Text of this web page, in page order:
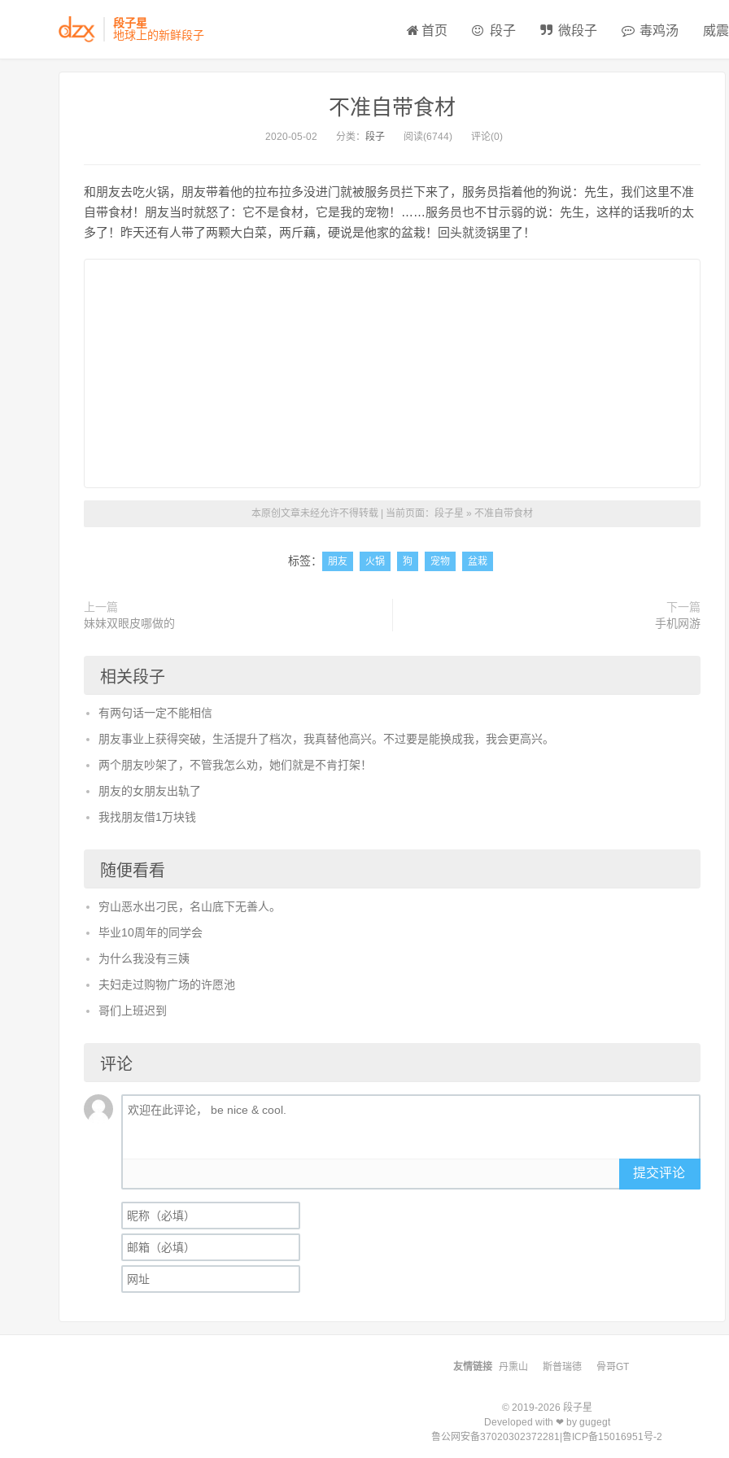
段子星
地球上的新鲜段子
首页 段子 微段子 毒鸡汤 威
不准自带食材
2020-05-02 分类： 段子 阅读(6744) 评论(0)
和朋友去吃火锅，朋友带着他的拉布拉多没进门就被服务员拦下来了，服务员指着他的狗说：先生，我们这里不准
自带食材！朋友当时就怒了：它不是食材，它是我的宠物！……服务员也不甘示弱的说：先生，这样的话我听的太
多了！昨天还有人带了两颗大白菜，两斤藕，硬说是他家的盆栽！回头就烫锅里了！
本原创文章未经允许不得转载 | 当前页面： 段子星 » 不准自带食材
标签： 朋友 火锅 狗 宠物 盆栽
上一篇
妹妹双眼皮哪做的
下一篇
手机网游
相关段子
有两句话一定不能相信
朋友事业上获得突破，生活提升了档次，我真替他高兴。不过要是能换成我，我会更高兴。
两个朋友吵架了，不管我怎么劝，她们就是不肯打架！
朋友的女朋友出轨了
我找朋友借1万块钱
随便看看
穷山恶水出刁民，名山底下无善人。
毕业10周年的同学会
为什么我没有三姨
夫妇走过购物广场的许愿池
哥们上班迟到
评论
提交评论
友情链接 丹熏山 斯普瑞德 骨哥GT
© 2019-2026 段子星
Developed with ❤ by gugegt
鲁公网安备37020302372281 鲁ICP备15016951号-2